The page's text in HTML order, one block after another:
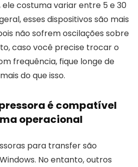
ele costuma variar entre 5 e 30
esses dispositivos são mais
não sofrem oscilações sobre
caso você precise trocar o
frequência, fique longe de
do que isso.
é compatível
operacional
para transfer são
No entanto, outros